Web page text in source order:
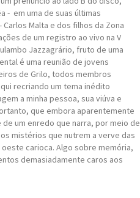
- em uma de suas últimas
Malta e dos filhos da Zona
de um registro ao vivo na V
Jazzagrário, fruto de uma
é uma reunião de jovens
de Grilo, todos membros
recriando um tema inédito
a minha pessoa, sua viúva e
que embora aparentemente
um enredo que narra, por meio de
mistérios que nutrem a verve das
carioca. Algo sobre memória,
demasiadamente caros aos